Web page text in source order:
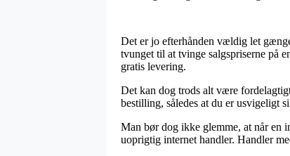
Det er jo efterhånden vældig let
tvunget til at tvinge salgspriserne på
gratis levering.
Det kan dog trods alt være
bestilling, således at du er usvigeligt
Man bør dog ikke glemme, at når en
uoprigtig internet handler. Handler